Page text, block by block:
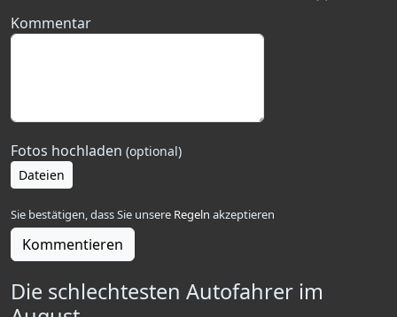
Kommentar
Fotos hochladen (optional)
Dateien
Sie bestätigen, dass Sie unsere Regeln akzeptieren
Kommentieren
Die schlechtesten Autofahrer im